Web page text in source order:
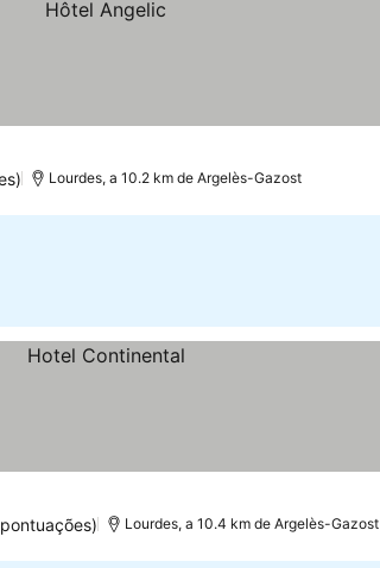
Lourdes, a 10.2 km de Argelès-Gazost
Lourdes, a 10.4 km de Argelès-Gazost